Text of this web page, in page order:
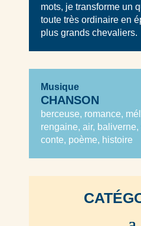
mots, je transforme un
toute très ordinaire en
plus grands chevaliers.
Musique
CHANSON
berceuse, romance,
rengaine, air,
conte, poème, histoire